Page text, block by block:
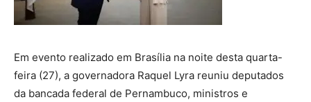
Em evento realizado em Brasília na noite desta quarta-
feira (27), a governadora Raquel Lyra reuniu deputados
da bancada federal de Pernambuco, ministros e